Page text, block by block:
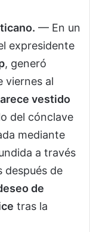
— En un
expresidente
, generó
viernes al
vestido
del cónclave
mediante
a través
después de
de
tras la